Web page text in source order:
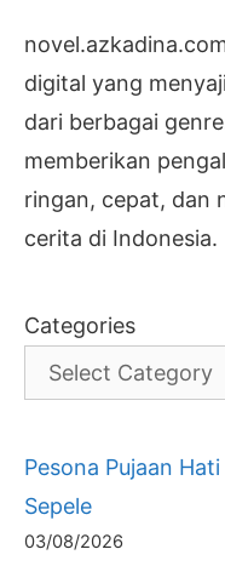
digital yang
dari berbagai
memberikan
ringan, cepat, dan
cerita di Indonesia.
Categories
Pesona Pujaan
Sepele
03/08/2026